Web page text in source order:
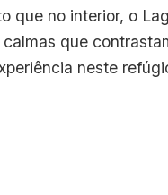
que no interior, o
que
neste